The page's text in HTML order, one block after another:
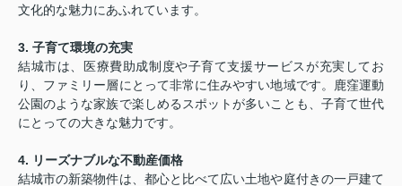
文化的な魅力にあふれています。
3. 子育て環境の充実
結城市は、医療費助成制度や子育て支援サービスが充実してお
り、ファミリー層にとって非常に住みやすい地域です。鹿窪運動
公園のような家族で楽しめるスポットが多いことも、子育て世代
にとっての大きな魅力です。
4. リーズナブルな不動産価格
結城市の新築物件は、都心と比べて広い土地や庭付きの一戸建て